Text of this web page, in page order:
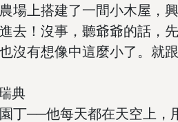
場上搭建了一間小木屋，
去！沒事，聽爺爺的話
沒有想像中這麼小了。就
典
丁──他每天都在天空上，